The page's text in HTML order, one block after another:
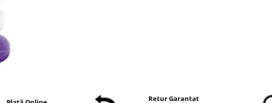
Retur Garantat